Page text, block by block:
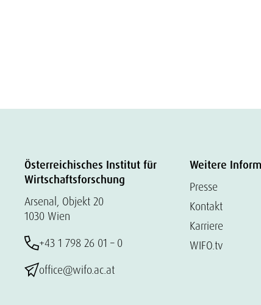
Österreichisches Institut für
Wirtschaftsforschung
Arsenal, Objekt 20
1030 Wien
+43 1 798 26 01 – 0
office@wifo.ac.at
Weitere
Presse
Kontakt
Karriere
WIFO.tv